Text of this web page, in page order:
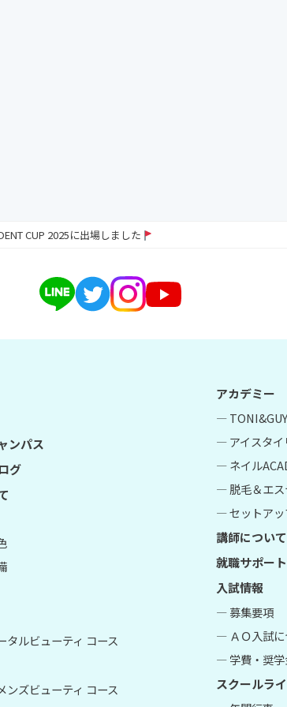
CUP 2025に出場しました
ンパス
グ
ルビューティ コース
ズビューティ コース
アカデミー
―
― アイスタイ
― ネイル
― 脱毛＆エス
― セットアッ
講師について
就職サポート
入試情報
― 募集要項
― ＡＯ入試に
― 学費・奨学
スクールラ